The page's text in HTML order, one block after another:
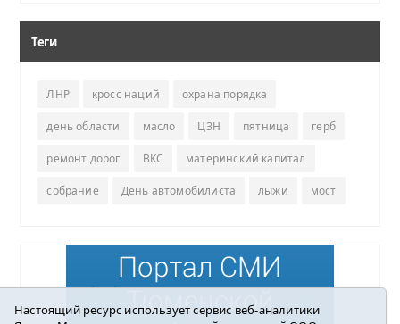
Теги
ЛНР кросс наций охрана порядка
день области масло ЦЗН пятница герб
ремонт дорог ВКС материнский капитал
собрание День автомобилиста лыжи мост
Настоящий ресурс использует сервис веб-аналитики